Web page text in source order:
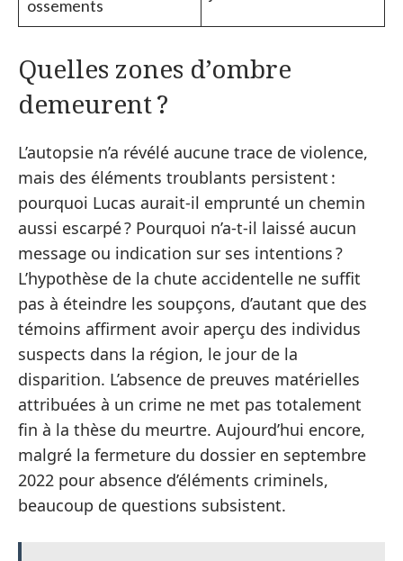
ossements
Quelles zones d’ombre
demeurent ?
L’autopsie n’a révélé aucune trace de violence,
mais des éléments troublants persistent :
pourquoi Lucas aurait-il emprunté un chemin
aussi escarpé ? Pourquoi n’a-t-il laissé aucun
message ou indication sur ses intentions ?
L’hypothèse de la chute accidentelle ne suffit
pas à éteindre les soupçons, d’autant que des
témoins affirment avoir aperçu des individus
suspects dans la région, le jour de la
disparition. L’absence de preuves matérielles
attribuées à un crime ne met pas totalement
fin à la thèse du meurtre. Aujourd’hui encore,
malgré la fermeture du dossier en septembre
2022 pour absence d’éléments criminels,
beaucoup de questions subsistent.